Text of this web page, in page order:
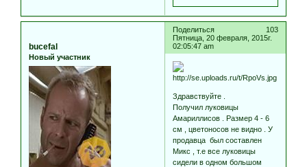
Поделиться
103
Пятница, 20 февраля, 2015г.
02:05:47 am
bucefal
Новый участник
Здравствуйте .
Получил луковицы
Амариллисов . Размер 4 - 6
см , цветоносов не видно . У
продавца был составлен
Микс , т.е все луковицы
сидели в одном большом